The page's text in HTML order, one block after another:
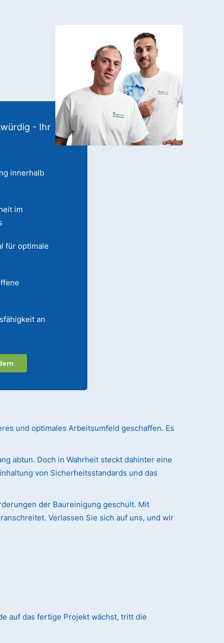
- Ihr
innerhalb
im
für optimale
an
und optimales Arbeitsumfeld geschaffen. Es
abtun. Doch in Wahrheit steckt dahinter eine
von Sicherheitsstandards und das
der Baureinigung geschult. Mit
Verlassen Sie sich auf uns, und wir
auf das fertige Projekt wächst, tritt die